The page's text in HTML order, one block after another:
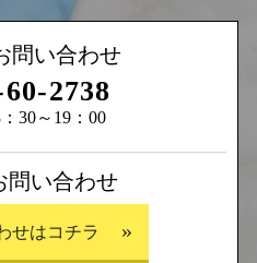
問い合わせ
2738
30～19：00
問い合わせ
せはコチラ